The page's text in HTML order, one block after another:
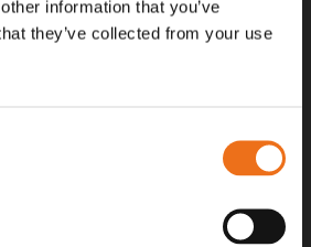
information that you’ve
they’ve collected from your use